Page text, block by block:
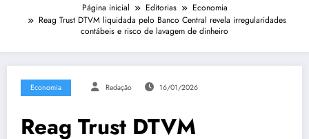
Página inicial Editorias
Economia
Reag Trust DTVM liquidada pelo Banco Central revela irregularidades
contábeis e risco de lavagem de dinheiro
Economia Redação 16/01/2026
Reag Trust DTVM